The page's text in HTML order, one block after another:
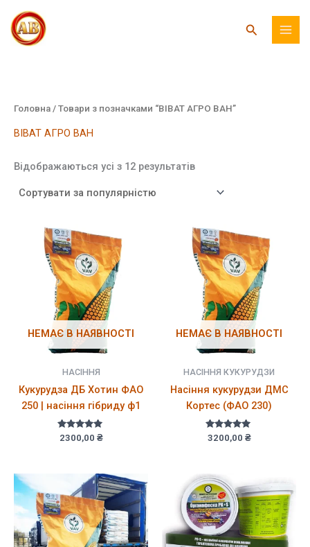
до
вмісту
Пошук
Головна / Товари з позначками “ВІВАТ АГРО ВАН”
ВІВАТ АГРО ВАН
Відображаються усі з 12 результатівВідсортовано
НЕМАЄ В НАЯВНОСТІ
НАСІННЯ
Кукурудза ДБ Хотин ФАО
250 | насіння гібриду ф1
Оцінено в
5.00
2300,00 ₴
НЕМАЄ В НАЯВНОСТІ
НАСІННЯ КУКУРУДЗИ
Насіння кукурудзи ДМС
Кортес (ФАО 230)
Оцінено в
5.00
3200,00 ₴